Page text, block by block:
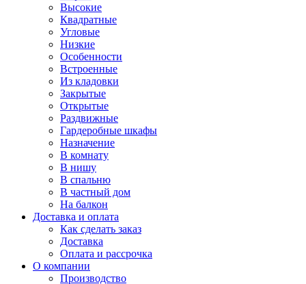
Высокие
Квадратные
Угловые
Низкие
Особенности
Встроенные
Из кладовки
Закрытые
Открытые
Раздвижные
Гардеробные шкафы
Назначение
В комнату
В нишу
В спальню
В частный дом
На балкон
Доставка и оплата
Как сделать заказ
Доставка
Оплата и рассрочка
О компании
Производство